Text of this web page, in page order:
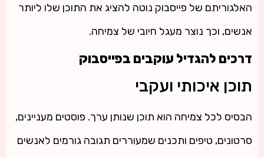
האלגוריתם של פייסבוק נוטה להציג את התוכן שלו ליותר
אנשים, וכך נוצר מעגל חיובי של צמיחה.
דרכים להגדיל עוקבים בפייסבוק
תוכן איכותי ועקבי
הבסיס לכל צמיחה הוא תוכן שנותן ערך. פוסטים מעניינים,
סרטונים, טיפים ותכנים שמעוררים תגובה גורמים לאנשים